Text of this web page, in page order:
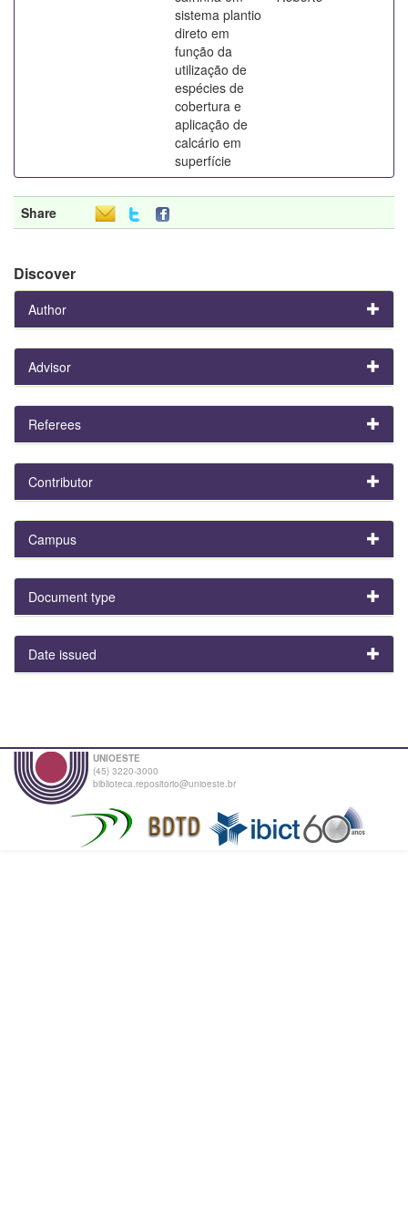
sistema plantio
direto em
função da
utilização de
espécies de
cobertura e
aplicação de
calcário em
superfície
Share
Discover
Author
Advisor
Referees
Contributor
Campus
Document type
Date issued
UNIOESTE
(45) 3220-3000
biblioteca.repositorio@unioeste.br